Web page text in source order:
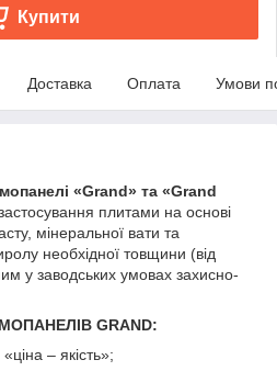
Купити
Доставка Оплата Умови
«Grand» та «Grand
плитами на основі
мінеральної вати та
необхідної товщини (від
у заводських умовах захисно-
GRAND:
– якість»;